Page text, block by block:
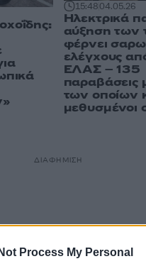
Process My Personal
15:4804.05.26
Ηλεκτρικά
αύξηση των
φέρνει
ελέγχους
ΕΛΑΣ – 135
παραβάσεις
των οποίων
μεθυσμένοι
ΔΙΑΦΗΜΙΣΗ